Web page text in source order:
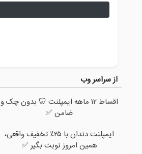
از سراسر وب
اقساط ۱۲ ماهه ایمپلنت 🦷 بدون چک و
ضامن ✅
ایمپلنت دندان با ۲۵٪ تخفیف واقعی،
همین امروز نوبت بگیر ✅